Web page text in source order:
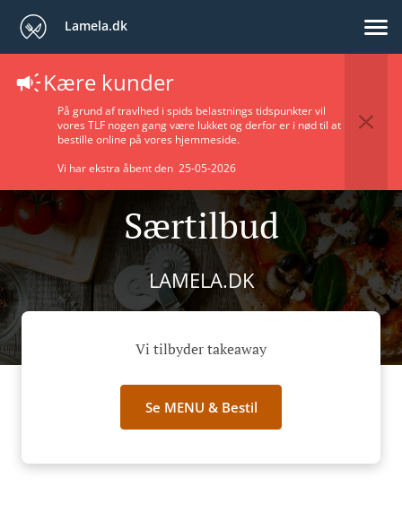
Lamela.dk
Kære kunder
På grund af travlhed i spids belastnings tidspunkter vil
vores TLF nogen gang være lukket og derfor er i nød til at
bestille online på vores hjemmeside.
Vi har ekstra åbent den 25-05-2026
Særtilbud
LAMELA.DK
Vi tilbyder takeaway
Se MENU & Bestil